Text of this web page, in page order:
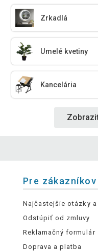
Zrkadlá
Umelé kvetiny
Kancelária
Pre zákazníkov
Najčastejšie otázky
Odstúpiť od zmluvy
Reklamačný formulár
Doprava a platba